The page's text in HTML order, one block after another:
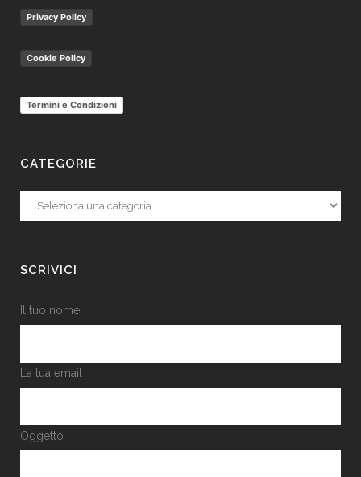
Privacy Policy
Cookie Policy
Termini e Condizioni
CATEGORIE
Categorie
SCRIVICI
Il tuo nome
La tua email
Oggetto